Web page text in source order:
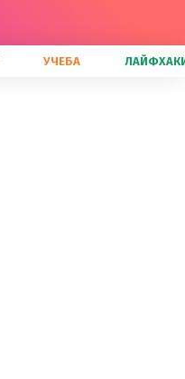
УЧЕБА